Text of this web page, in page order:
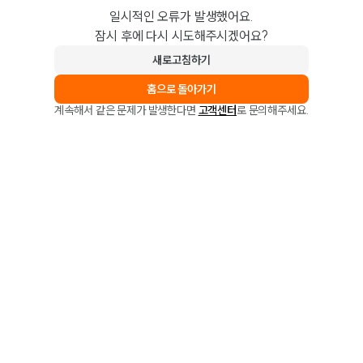
일시적인 오류가 발생했어요.
잠시 후에 다시 시도해주시겠어요?
새로고침하기
홈으로 돌아가기
계속해서 같은 문제가 발생한다면 고객센터로 문의해주세요.